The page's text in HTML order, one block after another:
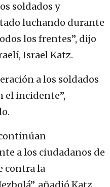
soldados y
luchando durante
los frentes”, dijo
Israel Katz.
a los soldados
el incidente”,
a los ciudadanos de
contra la